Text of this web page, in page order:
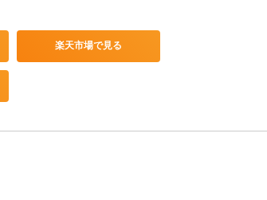
楽天市場で見る